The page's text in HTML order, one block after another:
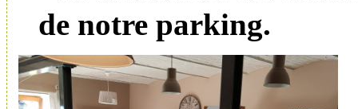
de notre parking.